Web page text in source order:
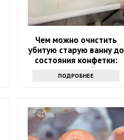
Чем можно очистить
убитую старую ванну до
состояния конфетки:
дешевый способ спасти
санузел
ПОДРОБНЕЕ